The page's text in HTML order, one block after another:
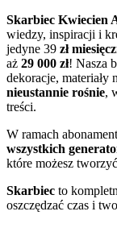
Skarbiec Kwiecien
wiedzy, inspiracji i
jedyne 39 zł
aż 29 000 zł! Nasza
dekoracje, materiały
nieustannie rośnie,
treści.
W ramach
wszystkich
które możesz
Skarbiec to
oszczędzać czas i